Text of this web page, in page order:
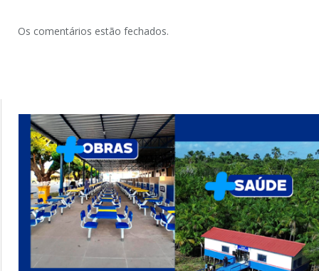
Os comentários estão fechados.